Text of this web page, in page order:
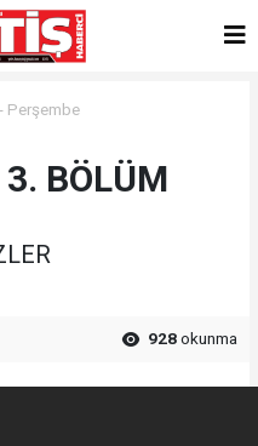
Perşembe
BÖLÜM
928okunma